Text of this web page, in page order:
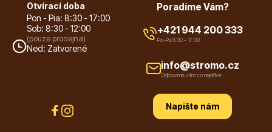
Otvírací doba
Pon - Pia: 8:30 - 17:00
Sob: 8:30 - 12:00
(pouze prodejna)
Ned: Zatvorené
Poradíme Vám?
+421 944 200 333
Po-Pá 8:30 - 17:00
info@stromo.cz
Odpovíme vám co nejdříve
Napište nám